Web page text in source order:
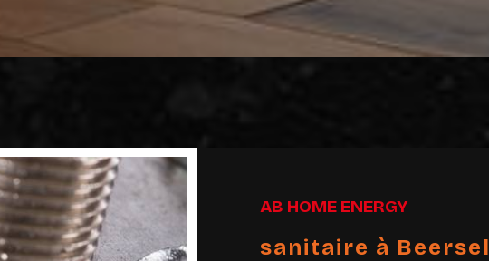
AB HOME ENERGY
sanitaire à Beersel